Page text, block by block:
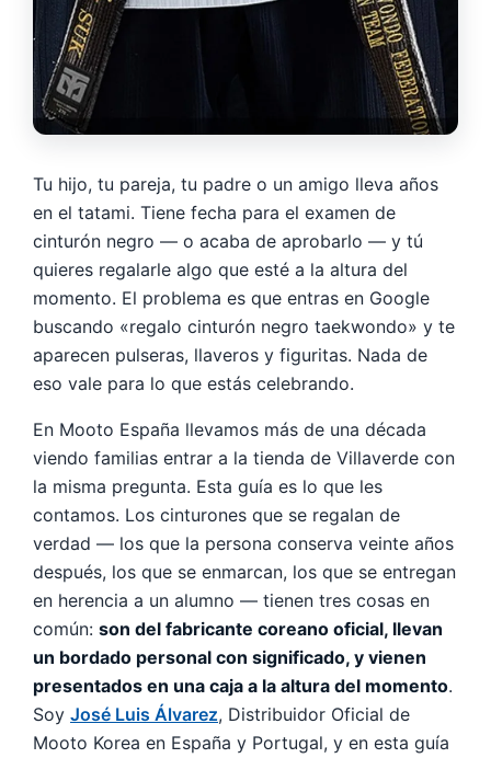
Tu hijo, tu pareja, tu padre o un amigo lleva años
en el tatami. Tiene fecha para el examen de
cinturón negro — o acaba de aprobarlo — y tú
quieres regalarle algo que esté a la altura del
momento. El problema es que entras en Google
buscando «regalo cinturón negro taekwondo» y te
aparecen pulseras, llaveros y figuritas. Nada de
eso vale para lo que estás celebrando.
En Mooto España llevamos más de una década
viendo familias entrar a la tienda de Villaverde con
la misma pregunta. Esta guía es lo que les
contamos. Los cinturones que se regalan de
verdad — los que la persona conserva veinte años
después, los que se enmarcan, los que se entregan
en herencia a un alumno — tienen tres cosas en
común: son del fabricante coreano oficial, llevan
un bordado personal con significado, y vienen
presentados en una caja a la altura del momento.
Soy José Luis Álvarez, Distribuidor Oficial de
Mooto Korea en España y Portugal, y en esta guía